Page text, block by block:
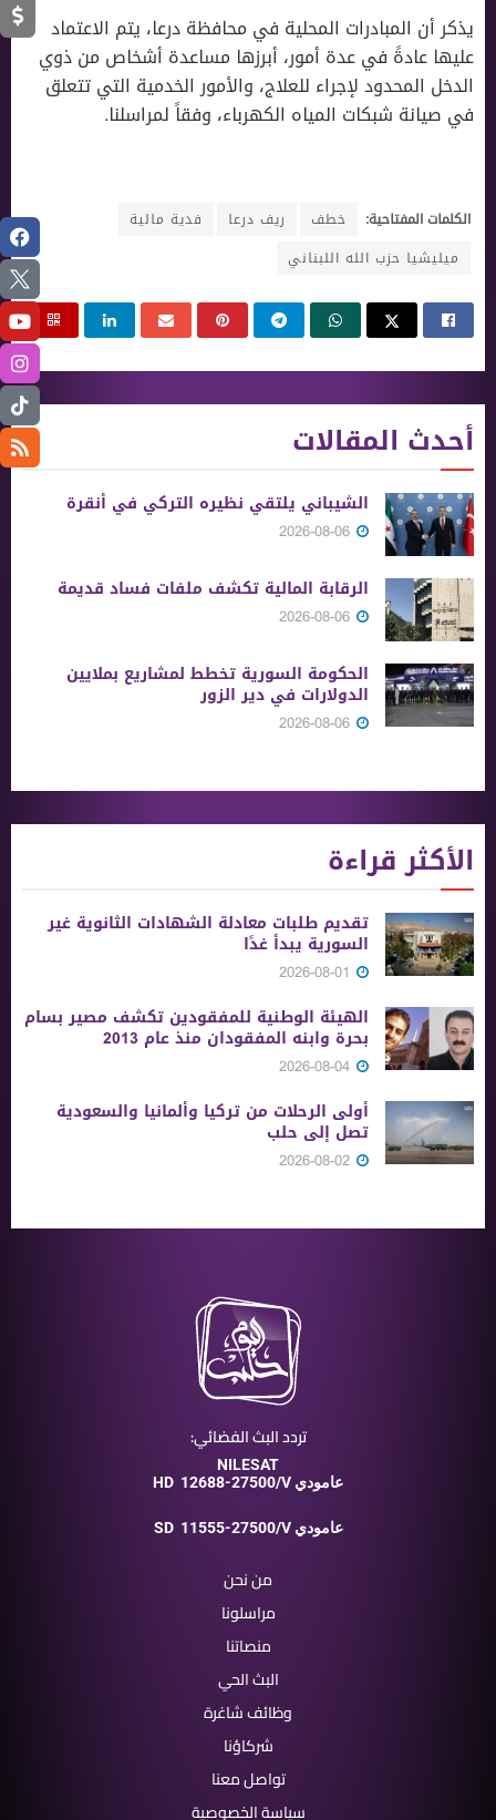
يذكر أن المبادرات المحلية في محافظة درعا، يتم الاعتماد
عليها عادةً في عدة أمور، أبرزها مساعدة أشخاص من ذوي
الدخل المحدود لإجراء للعلاج، والأمور الخدمية التي تتعلق
في صيانة شبكات المياه الكهرباء، وفقاً لمراسلنا.
الكلمات المفتاحية: خطف ريف درعا
فدية مالية
ميليشيا حزب الله اللبناني
أحدث المقالات
الشيباني يلتقي نظيره التركي في أنقرة
الرقابة المالية تكشف ملفات فساد قديمة
الحكومة السورية تخطط لمشاريع بملايين
الدولارات في دير الزور
الأكثر قراءة
تقديم طلبات معادلة الشهادات الثانوية ‏غير
السورية يبدأ غدًا
الهيئة الوطنية للمفقودين تكشف مصير بسام
بحرة وابنه المفقودان منذ عام 2013
أولى الرحلات من ‏تركيا وألمانيا والسعودية
تصل إلى حلب
تردد البث الفضائي:
NILESAT
HD
12688-27500/V عامودي
SD 11555-27500/V عامودي
من نحن
مراسلونا
منصاتنا
البث الحي
وظائف شاغرة
شركاؤنا
تواصل معنا
سياسة الخصوصية